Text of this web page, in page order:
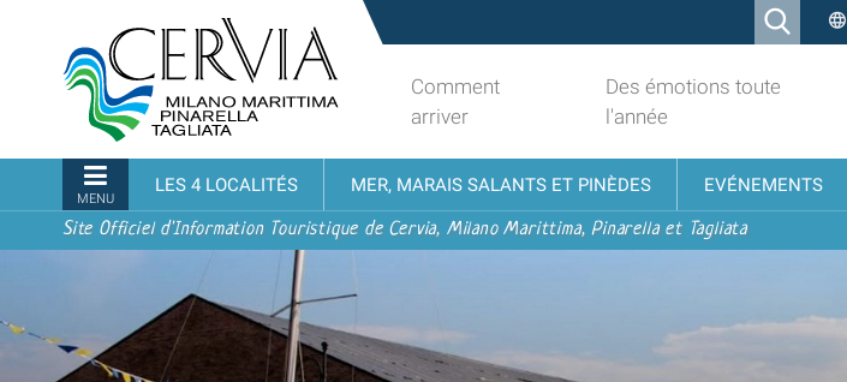
contenu.
à
navigation
Ricerca
Search…
turistico
ufficiale
Cervia,
Milano
Marittima,
Pinarella,
Tagliata
Comment
arriver
Des émotions toute
l'année
Navigation
MENU
LES 4 LOCALITÉS MER, MARAIS SALANTS ET PINÈDES EVÉNEMENTS
Site Officiel d'Information Touristique de Cervia, Milano Marittima, Pinarella et Tagliata